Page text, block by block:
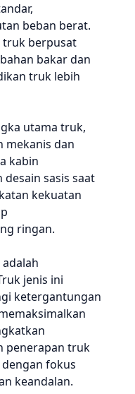
beban berat.
truk berpusat
bakar dan
truk lebih
utama truk,
mekanis dan
kabin
sasis saat
kekuatan
ringan.
jenis ini
ketergantungan
penerapan truk
fokus
keandalan.